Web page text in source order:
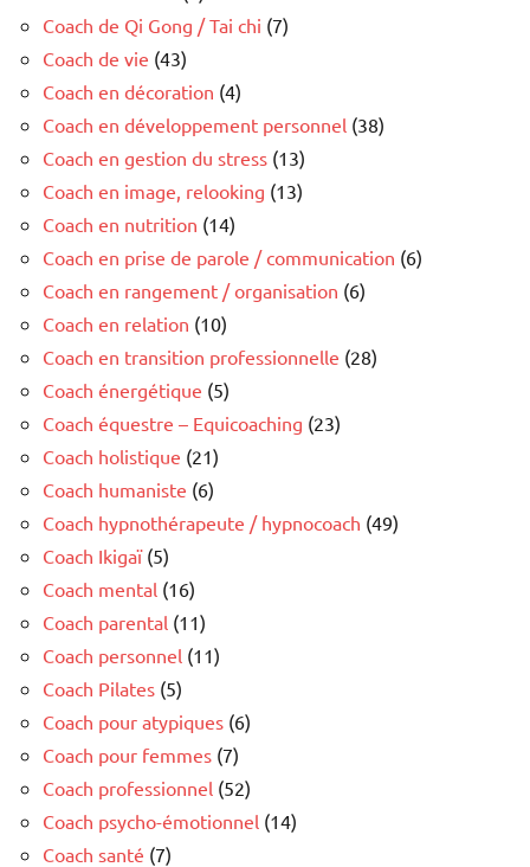
Coach de Qi Gong / Tai chi (7)
Coach de vie (43)
Coach en décoration (4)
Coach en développement personnel (38)
Coach en gestion du stress (13)
Coach en image, relooking (13)
Coach en nutrition (14)
Coach en prise de parole / communication (6)
Coach en rangement / organisation (6)
Coach en relation (10)
Coach en transition professionnelle (28)
Coach énergétique (5)
Coach équestre – Equicoaching (23)
Coach holistique (21)
Coach humaniste (6)
Coach hypnothérapeute / hypnocoach (49)
Coach Ikigaï(5)
Coach mental (16)
Coach parental (11)
Coach personnel (11)
Coach Pilates (5)
Coach pour atypiques (6)
Coach pour femmes (7)
Coach professionnel (52)
Coach psycho-émotionnel (14)
Coach santé (7)